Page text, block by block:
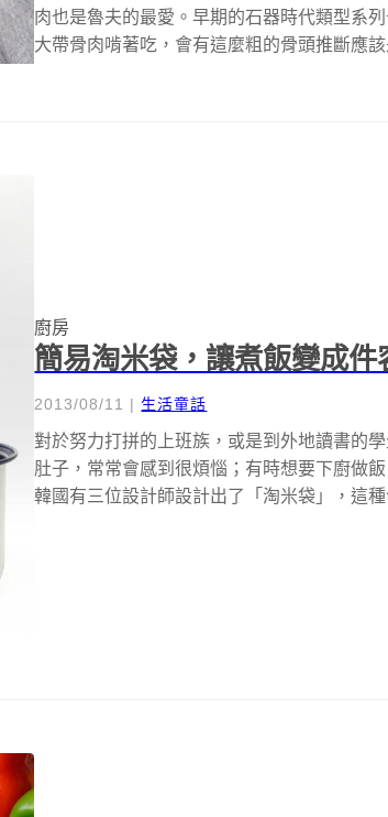
肉也是魯夫的最愛。早期的石器時代類型系
大帶骨肉啃著吃，會有這麼粗的骨頭推斷應
廚房
簡易淘米袋，讓煮飯變成件
2013/08/11 | 生活童話
對於努力打拼的上班族，或是到外地讀書的
肚子，常常會感到很煩惱；有時想要下廚做
韓國有三位設計師設計出了「淘米袋」，這